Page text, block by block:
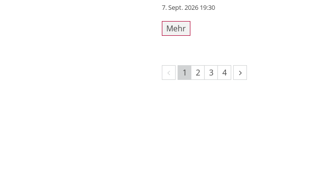
7. Sept. 2026 19:30
Mehr
Vorherige Seite
1 2 3 4 Nächste Seite